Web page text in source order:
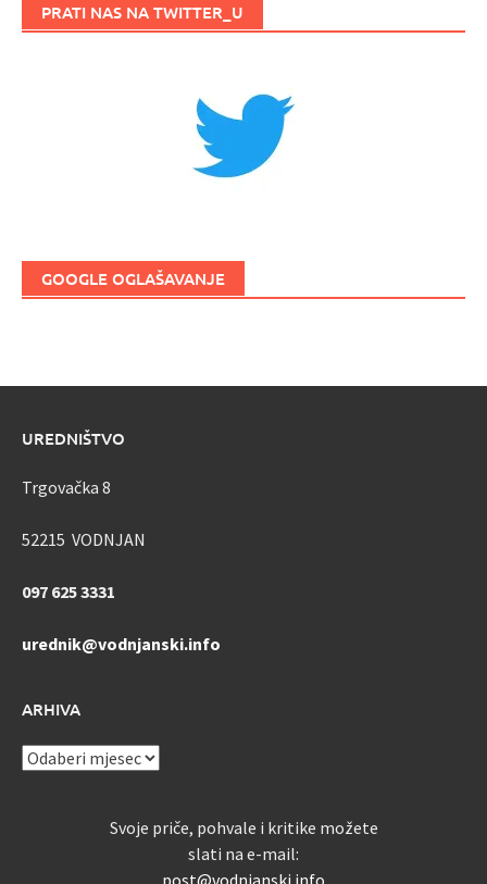
PRATI NAS NA TWITTER_U
GOOGLE OGLAŠAVANJE
UREDNIŠTVO
Trgovačka 8
52215 VODNJAN
097 625 3331
urednik@vodnjanski.info
ARHIVA
ARHIVA
Svoje priče, pohvale i kritike možete
slati na e-mail: